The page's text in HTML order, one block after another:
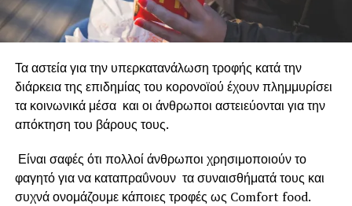
Τα αστεία για την υπερκατανάλωση τροφής κατά την
διάρκεια της επιδημίας του κορονοϊού έχουν πλημμυρίσει
τα κοινωνικά μέσα και οι άνθρωποι αστειεύονται για την
απόκτηση του βάρους τους.
Είναι σαφές ότι πολλοί άνθρωποι χρησιμοποιούν το
φαγητό για να καταπραΰνουν τα συναισθήματά τους και
συχνά ονομάζουμε κάποιες τροφές ως Comfort food.